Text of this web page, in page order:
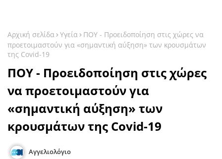
Αρχική σελίδα Υγεία
ΠΟΥ - Προειδοποίηση στις χώρες να
προετοιμαστούν για «σημαντική αύξηση» των κρουσμάτων
της Covid-19
ΠΟΥ - Προειδοποίηση στις χώρες
να προετοιμαστούν για
«σημαντική αύξηση» των
κρουσμάτων της Covid-19
Αγγελιολόγιο